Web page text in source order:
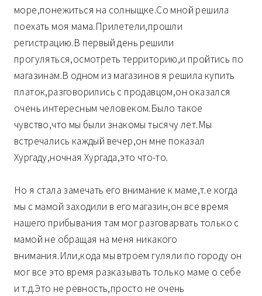
море,понежиться на солныщке.Со мной решила
поехать моя мама.Прилетели,прошли
регистрацию.В первый день решили
прогуляться,осмотреть территорию,и пройтись по
магазинам.В одном из магазинов я решила купить
платок,разговорились с продавцом,он оказался
очень интересным человеком.Было такое
чувство,что мы были знакомы тысячу лет.Мы
встречались каждый вечер,он мне показал
Хургаду,ночная Хургада,это что-то.
Но я стала замечать его внимание к маме,т.е когда
мы с мамой заходили в его магазин,он все время
нашего прибывания там мог разговарвать только с
мамой не обращая на меня никакого
внимания.Или,кода мы втроем гуляли по городу он
мог все это время разказывать только маме о себе
и т.д.Это не ревность,просто не очень